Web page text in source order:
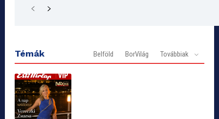
Témák Belföld BorVilág Továbbiak